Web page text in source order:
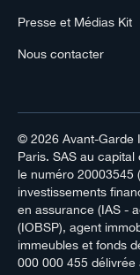
Presse et Médias Kit
Nous contacter
© 2026 Avant-Garde
Paris. SAS au capital
le numéro 20003545
investissements
en assurance (IAS -
(IOBSP), agent
immeubles et fonds
000 000 455